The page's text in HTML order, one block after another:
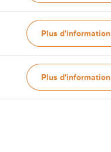
Plus d'information
Plus d'information